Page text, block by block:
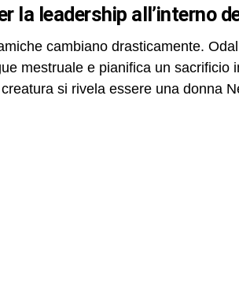
la leadership all’interno
cambiano drasticamente.
mestruale e pianifica un sacrificio
si rivela essere una donna